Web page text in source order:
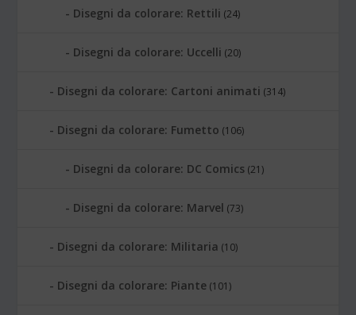
Disegni da colorare: Rettili (24)
Disegni da colorare: Uccelli (20)
Disegni da colorare: Cartoni animati (314)
Disegni da colorare: Fumetto (106)
Disegni da colorare: DC Comics (21)
Disegni da colorare: Marvel (73)
Disegni da colorare: Militaria (10)
Disegni da colorare: Piante (101)